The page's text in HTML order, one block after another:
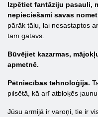
Izpētiet fantāziju pasauli,
nepieciešami savas
pārāk tālu, lai nesastaptos
tam gatavs.
Būvējiet kazarmas,
apmetnē.
Pētniecības tehnoloģija.
pilsētā, kā arī atbloķēs
Jūsu armijā ir varoņi, tie ir